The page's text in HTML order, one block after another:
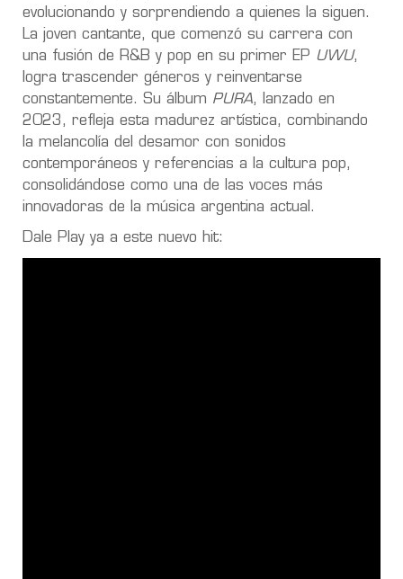
evolucionando y sorprendiendo a quienes la siguen.
La joven cantante, que comenzó su carrera con
una fusión de R&B y pop en su primer EP UWU,
logra trascender géneros y reinventarse
constantemente. Su álbum PURA, lanzado en
2023, refleja esta madurez artística, combinando
la melancolía del desamor con sonidos
contemporáneos y referencias a la cultura pop,
consolidándose como una de las voces más
innovadoras de la música argentina actual.
Dale Play ya a este nuevo hit: